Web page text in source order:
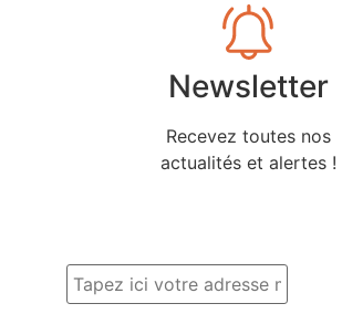
Newsletter
Recevez toutes nos
actualités et alertes !